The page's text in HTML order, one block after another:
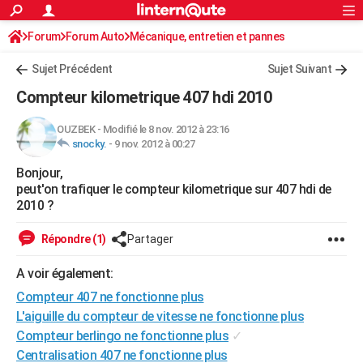
ACTUALITÉS
Politique
Société
Faits Divers
Education
Monde
Villes
+
FINANCE
Retraite
Impôts
Epargne
Immobilier
Risques naturels par ville
Banque
Assurance
Crédit
AUTO
Essais
Réserver un essai
Citadines
Berlines
SUV
Forum auto
+HIGH-TECH
Mobiles
Meilleur smartphone
Internet
Ordinateurs
Jeux vidéo
Guide high-tech
+
Forum
Aménagement intérieur
Extérieur
Cuisine
Salle de bains
Jardinage
Rangement
WEEK-END
Guides de France
Escapades
Patrimoine
Expositions
Musées
Week-end nature
+LIFESTYLE
Art de vivre
Bien-être
Loisirs
Mode
Modes de vie
SANTE
Alimentation
Guide de la santé
Maladies
Médicaments
Sommeil
VOYAGE
Rechercher
S'inscrire
Connexion
Forum Forum Auto Mécanique, entretien et pannes
Sujet Précédent Sujet Suivant
Compteur kilometrique 407 hdi 2010
OUZBEK- Modifié le 8 nov. 2012 à 23:16
snocky. - 9 nov. 2012 à 00:27
Bonjour,
peut'on trafiquer le compteur kilometrique sur 407 hdi de
2010 ?
Répondre (1) Partager
A voir également:
Compteur 407 ne fonctionne plus
L'aiguille du compteur de vitesse ne fonctionne plus
Compteur berlingo ne fonctionne plus ✓
Centralisation 407 ne fonctionne plus